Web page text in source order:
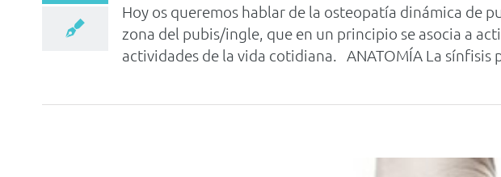
Hoy os queremos hablar de la osteopatía dinámica de
zona del pubis/ingle, que en un principio se asocia a
actividades de la vida cotidiana. ANATOMÍA La sínfisis